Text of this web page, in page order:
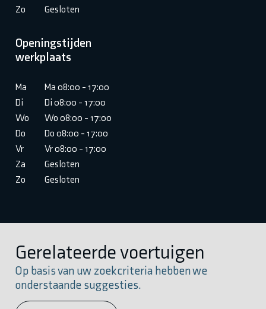
Zo
Gesloten
Openingstijden
werkplaats
Ma
Ma 08:00 - 17:00
Di
Di 08:00 - 17:00
Wo
Wo 08:00 - 17:00
Do
Do 08:00 - 17:00
Vr
Vr 08:00 - 17:00
Za
Gesloten
Zo
Gesloten
Gerelateerde voertuigen
Op basis van uw zoekcriteria hebben we
onderstaande suggesties.